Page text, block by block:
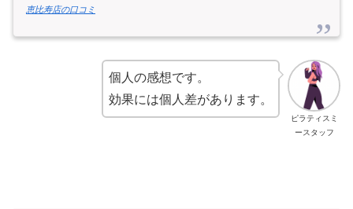
恵比寿店の口コミ
ピラティスミ
ースタッフ
個人の感想です。
効果には個人差があります。